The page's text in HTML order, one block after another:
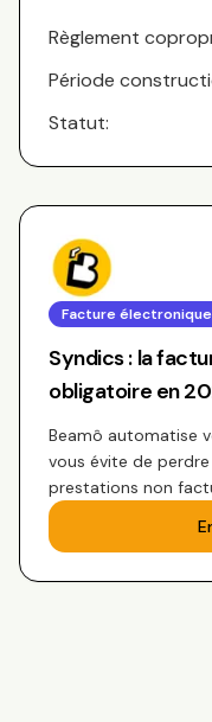
Règlement
Période
Statut:
Facture
Syndics : la
obligatoire en
Beamô automatise
vous évite de
prestations non